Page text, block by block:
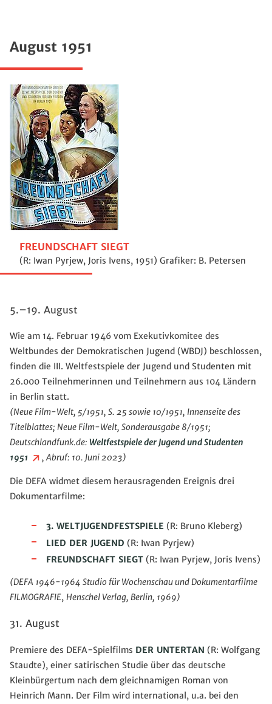
August 1951
FREUNDSCHAFT SIEGT
(R: Iwan Pyrjew, Joris Ivens, 1951) Grafiker: B. Petersen
5.–19. August
Wie am 14. Februar 1946 vom Exekutivkomitee des
Weltbundes der Demokratischen Jugend (WBDJ) beschlossen,
finden die III. Weltfestspiele der Jugend und Studenten mit
26.000 Teilnehmerinnen und Teilnehmern aus 104 Ländern
in Berlin statt.
(Neue Film-Welt, 5/1951, S. 25 sowie 10/1951, Innenseite des
Titelblattes; Neue Film-Welt, Sonderausgabe 8/1951;
Deutschlandfunk.de: Weltfestspiele der Jugend und Studenten
1951
, Abruf: 10. Juni 2023)
Die DEFA widmet diesem herausragenden Ereignis drei
Dokumentarfilme:
3. WELTJUGENDFESTSPIELE (R: Bruno Kleberg)
LIED DER JUGEND (R: Iwan Pyrjew)
FREUNDSCHAFT SIEGT (R: Iwan Pyrjew, Joris Ivens)
(DEFA 1946-1964 Studio für Wochenschau und Dokumentarfilme
FILMOGRAFIE, Henschel Verlag, Berlin, 1969)
31. August
Premiere des DEFA-Spielfilms DER UNTERTAN (R: Wolfgang
Staudte), einer satirischen Studie über das deutsche
Kleinbürgertum nach dem gleichnamigen Roman von
Heinrich Mann. Der Film wird international, u.a. bei den